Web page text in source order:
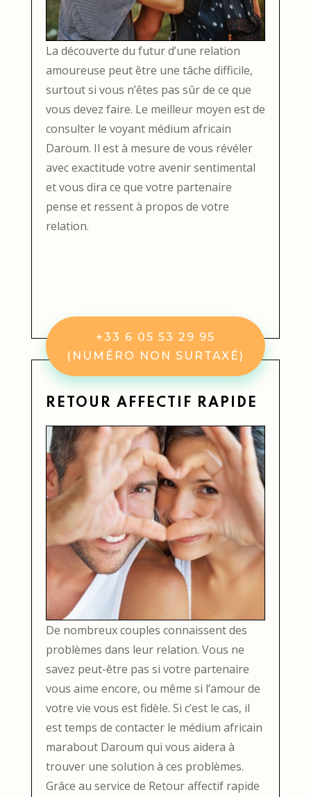
La découverte du futur d’une relation
amoureuse peut être une tâche difficile,
surtout si vous n’êtes pas sûr de ce que
vous devez faire. Le meilleur moyen est de
consulter le voyant médium africain
Daroum. Il est à mesure de vous révéler
avec exactitude votre avenir sentimental
et vous dira ce que votre partenaire
pense et ressent à propos de votre
relation.
+33 6 05 53 29 95
(NUMÉRO NON SURTAXÉ)
RETOUR AFFECTIF RAPIDE
De nombreux couples connaissent des
problèmes dans leur relation. Vous ne
savez peut-être pas si votre partenaire
vous aime encore, ou même si l’amour de
votre vie vous est fidèle. Si c’est le cas, il
est temps de contacter le médium africain
marabout Daroum qui vous aidera à
trouver une solution à ces problèmes.
Grâce au service de Retour affectif rapide